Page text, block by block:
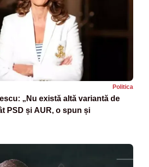
Politica
„Nu există altă variantă de
PSD și AUR, o spun și